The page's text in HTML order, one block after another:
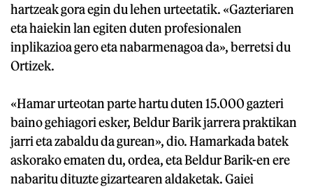
hartzeak gora egin du lehen urteetatik. «Gazteriaren
eta haiekin lan egiten duten profesionalen
inplikazioa gero eta nabarmenagoa da», berretsi du
Ortizek.
«Hamar urteotan parte hartu duten 15.000 gazteri
baino gehiagori esker, Beldur Barik jarrera praktikan
jarri eta zabaldu da gurean», dio. Hamarkada batek
askorako ematen du, ordea, eta Beldur Barik-en ere
nabaritu dituzte gizartearen aldaketak. Gaiei